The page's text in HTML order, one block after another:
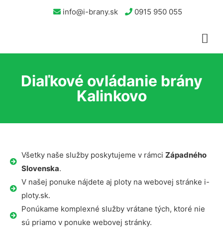
info@i-brany.sk 0915 950 055
Diaľkové ovládanie brány
Kalinkovo
Všetky naše služby poskytujeme v rámci Západného
Slovenska.
V našej ponuke nájdete aj ploty na webovej stránke i-
ploty.sk.
Ponúkame komplexné služby vrátane tých, ktoré nie
sú priamo v ponuke webovej stránky.